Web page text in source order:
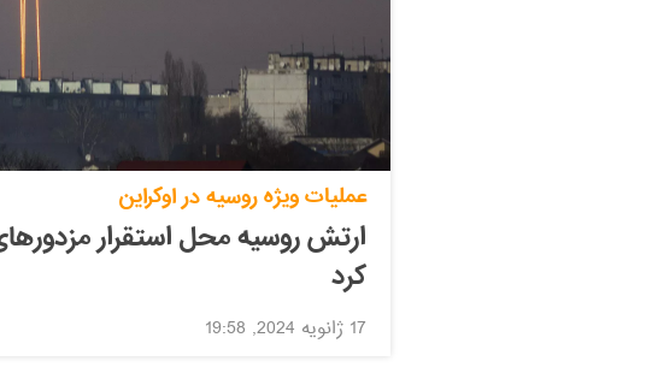
عملیات ویژه روسیه در اوکراین
ارتش روسیه محل استقرار
کرد
17 ژانویه 2024, 19:58